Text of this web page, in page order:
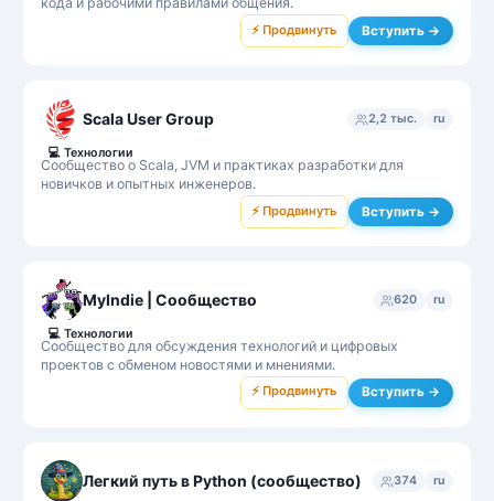
⚡ Продвинуть Вступить →
Scala User Group 2,2 тыс. ru
Сообщество о Scala, JVM и практиках разработки для
новичков и опытных инженеров.
💻 Технологии
⚡ Продвинуть Вступить →
MyIndie | Сообщество 620 ru
Сообщество для обсуждения технологий и цифровых
проектов с обменом новостями и мнениями.
💻 Технологии
⚡ Продвинуть Вступить →
Легкий путь в Python (сообщество) 374 ru